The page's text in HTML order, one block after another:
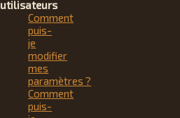
utilisateurs
Comment
puis-
je
modifier
mes
paramètres ?
Comment
puis-